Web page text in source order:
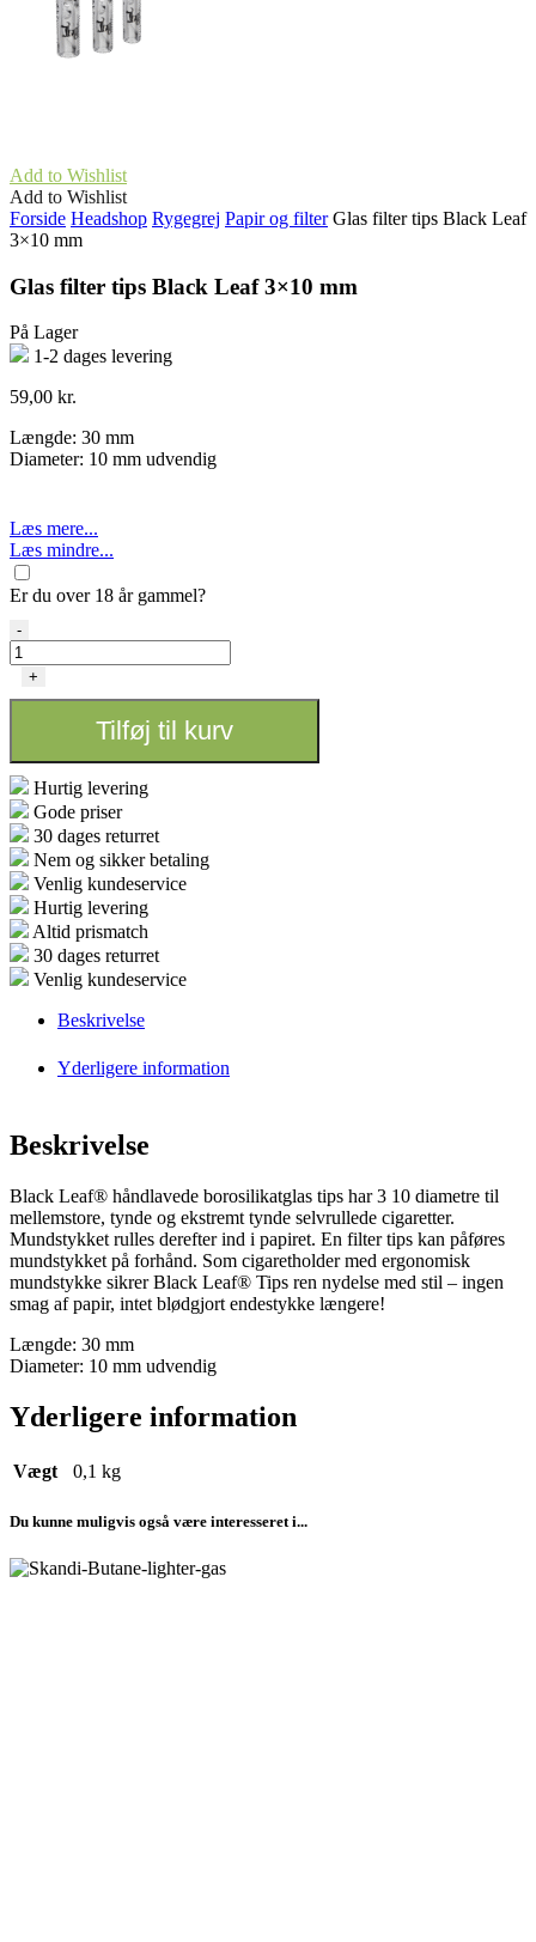
Add to Wishlist
Add to Wishlist
Forside Headshop Rygegrej Papir og filter Glas filter tips Black Leaf
3×10 mm
Glas filter tips Black Leaf 3×10 mm
På Lager
1-2 dages levering
59,00 kr.
Længde: 30 mm
Diameter: 10 mm udvendig
Læs mere...
Læs mindre...
Er du over 18 år gammel?
Glas
filter
tips
mm
antal
-
+
Tilføj til kurv
Hurtig levering
Gode priser
30 dages returret
Nem og sikker betaling
Venlig kundeservice
Hurtig levering
Altid prismatch
30 dages returret
Venlig kundeservice
Beskrivelse
Yderligere information
Beskrivelse
Black Leaf® håndlavede borosilikatglas tips har 3 10 diametre til
mellemstore, tynde og ekstremt tynde selvrullede cigaretter.
Mundstykket rulles derefter ind i papiret. En filter tips kan påføres
mundstykket på forhånd. Som cigaretholder med ergonomisk
mundstykke sikrer Black Leaf® Tips ren nydelse med stil – ingen
smag af papir, intet blødgjort endestykke længere!
Længde: 30 mm
Diameter: 10 mm udvendig
Yderligere information
Vægt 0,1 kg
Du kunne muligvis også være interesseret i...